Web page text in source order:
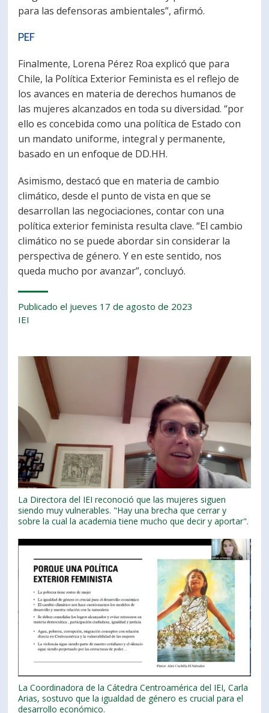
La Directora del IEI reconoció que las mujeres siguen
siendo muy vulnerables. "Hay una brecha que cerrar y
sobre la cual la academia tiene mucho que decir y aportar".
La Coordinadora de la Cátedra Centroamérica del IEI, Carla
Arias, sostuvo que la igualdad de género es crucial para el
desarrollo económico.
para las defensoras ambientales”, afirmó.
PEF
Finalmente, Lorena Pérez Roa explicó que para
Chile, la Política Exterior Feminista es el reflejo de
los avances en materia de derechos humanos de
las mujeres alcanzados en toda su diversidad. “por
ello es concebida como una política de Estado con
un mandato uniforme, integral y permanente,
basado en un enfoque de DD.HH.
Asimismo, destacó que en materia de cambio
climático, desde el punto de vista en que se
desarrollan las negociaciones, contar con una
política exterior feminista resulta clave. “El cambio
climático no se puede abordar sin considerar la
perspectiva de género. Y en este sentido, nos
queda mucho por avanzar”, concluyó.
Publicado el jueves 17 de agosto de 2023
IEI